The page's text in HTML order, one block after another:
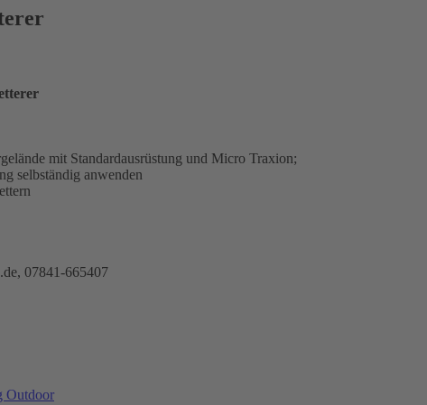
mit Standardausrüstung und Micro Traxion;
selbständig anwenden
07841-665407
Outdoor